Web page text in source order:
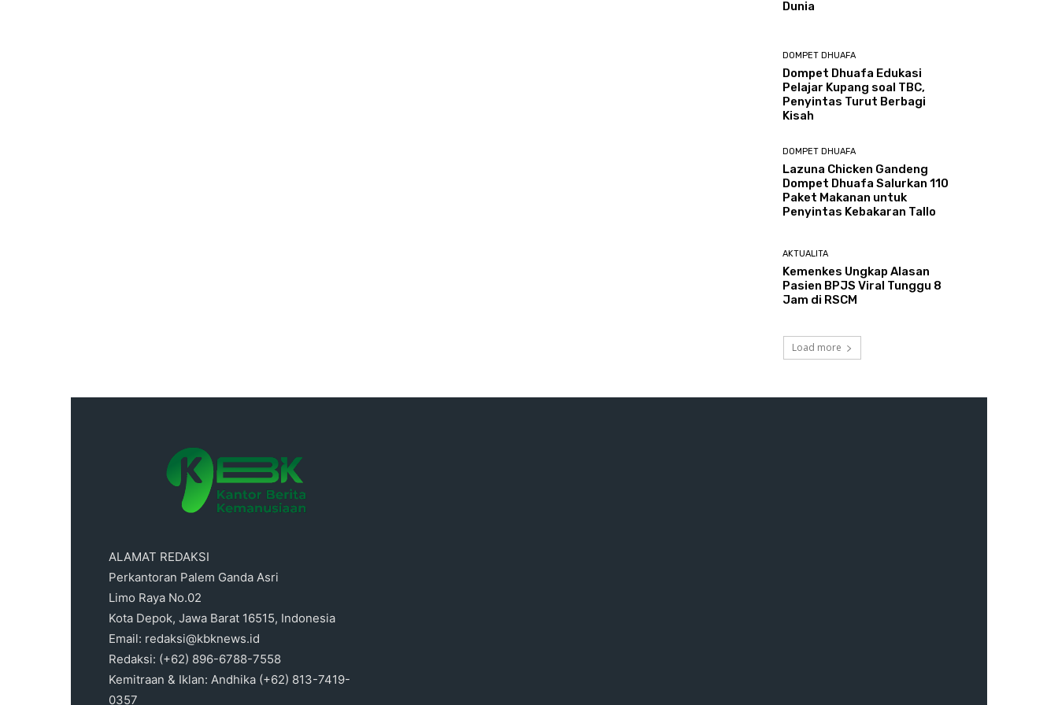
Dunia
DOMPET DHUAFA
Dompet Dhuafa Edukasi
Pelajar Kupang soal TBC,
Penyintas Turut Berbagi
Kisah
DOMPET DHUAFA
Lazuna Chicken Gandeng
Dompet Dhuafa Salurkan 110
Paket Makanan untuk
Penyintas Kebakaran Tallo
AKTUALITA
Kemenkes Ungkap Alasan
Pasien BPJS Viral Tunggu 8
Jam di RSCM
Load more
ALAMAT REDAKSI
Perkantoran Palem Ganda Asri
Limo Raya No.02
Kota Depok, Jawa Barat 16515, Indonesia
Email: redaksi@kbknews.id
Redaksi: (+62) 896-6788-7558
Kemitraan & Iklan: Andhika (+62) 813-7419-
0357